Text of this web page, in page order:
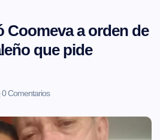
Coomeva a orden de
que pide
0 Comentarios